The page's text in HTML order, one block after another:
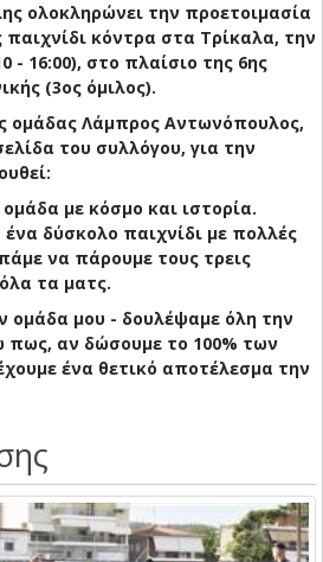
ολοκληρώνει την προετοιμασία
παιχνίδι κόντρα στα Τρίκαλα, την
- 16:00), στο πλαίσιο της 6ης
(3ος όμιλος).
ομάδας Λάμπρος Αντωνόπουλος,
του συλλόγου, για την
με κόσμο και ιστορία.
ένα δύσκολο παιχνίδι με πολλές
να πάρουμε τους τρεις
τα ματς.
ομάδα μου - δουλέψαμε όλη την
πως, αν δώσουμε το 100% των
ένα θετικό αποτέλεσμα την